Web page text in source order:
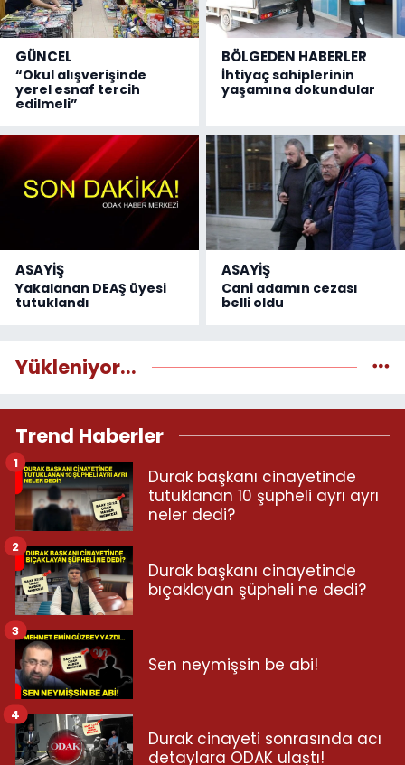
GÜNCEL
“Okul alışverişinde
yerel esnaf tercih
edilmeli”
BÖLGEDEN HABERLER
İhtiyaç sahiplerinin
yaşamına dokundular
ASAYİŞ
Yakalanan DEAŞ üyesi
tutuklandı
ASAYİŞ
Cani adamın cezası
belli oldu
Yükleniyor...
Trend Haberler
Durak başkanı cinayetinde
tutuklanan 10 şüpheli ayrı ayrı
neler dedi?
1
Durak başkanı cinayetinde
bıçaklayan şüpheli ne dedi?
2
Sen neymişsin be abi!
3
Durak cinayeti sonrasında acı
detaylara ODAK ulaştı!
4